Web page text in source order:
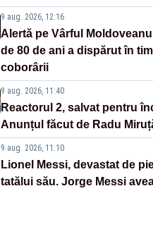
9 aug. 2026, 12:16
Alertă pe Vârful
de 80 de ani a dispărut în
coborârii
9 aug. 2026, 11:40
Reactorul 2, salvat pentru
Anunțul făcut de Radu
9 aug. 2026, 11:10
Lionel Messi, devastat de
tatălui său. Jorge Messi